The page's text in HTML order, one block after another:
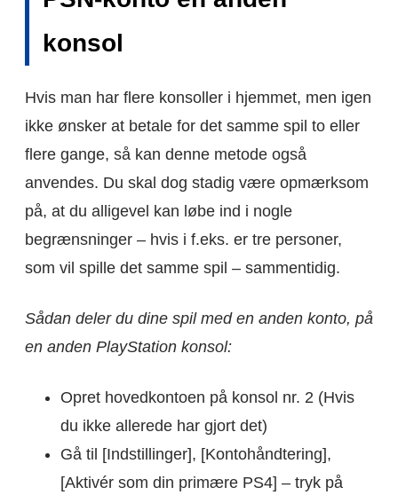
konsol
Hvis man har flere konsoller i hjemmet, men igen
ikke ønsker at betale for det samme spil to eller
flere gange, så kan denne metode også
anvendes. Du skal dog stadig være opmærksom
på, at du alligevel kan løbe ind i nogle
begrænsninger – hvis i f.eks. er tre personer,
som vil spille det samme spil – sammentidig.
Sådan deler du dine spil med en anden konto, på
en anden PlayStation konsol:
Opret hovedkontoen på konsol nr. 2 (Hvis
du ikke allerede har gjort det)
Gå til [Indstillinger], [Kontohåndtering],
[Aktivér som din primære PS4] – tryk på